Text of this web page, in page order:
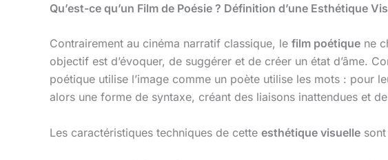
Qu’est-ce qu’un Film de Poésie ? Définition d’une Esthétique
Contrairement au cinéma narratif classique, le film poétique ne
objectif est d’évoquer, de suggérer et de créer un état d’âme.
poétique utilise l’image comme un poète utilise les mots : pour
alors une forme de syntaxe, créant des liaisons inattendues et
Les caractéristiques techniques de cette esthétique visuelle